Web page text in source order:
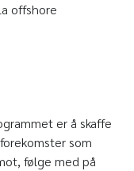
offshore
er å skaffe
som
følge med på